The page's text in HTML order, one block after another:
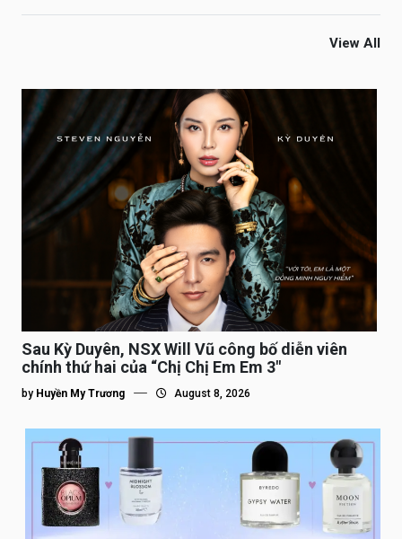
View All
Sau Kỳ Duyên, NSX Will Vũ công bố diễn viên
chính thứ hai của “Chị Chị Em Em 3″
by Huyền My Trương August 8, 2026